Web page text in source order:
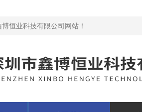
恒业科技有限公司网站！